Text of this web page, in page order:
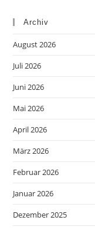
Archiv
August 2026
Juli 2026
Juni 2026
Mai 2026
April 2026
März 2026
Februar 2026
Januar 2026
Dezember 2025